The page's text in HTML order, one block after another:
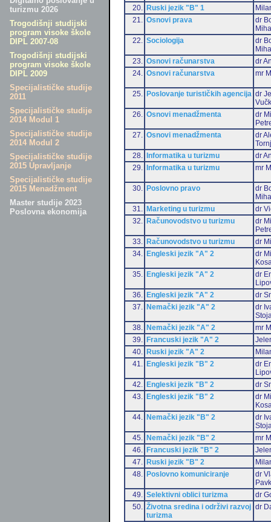
turizmu 2026
Trogodišnji studijski
program visoke škole
DIPL 2007-08
Trogodišnji studijski
program visoke škole
DIPL 2009
Specijalističke studije
2011
Specijalističke studije
2014 Modul 1
Specijalističke studije
2014 Modul 2
Specijalističke studije
2015 Upravljanje
Specijalističke studije
2015 Menadžment
Master studije 2023
Poslovna ekonomija
20. Ruski jezik "B" 1
21.
Osnovi prava
dr
22.
Sociologija
dr
23.
Osnovi računarstva
dr
24.
Osnovi računarstva mr
25. Poslovanje turističkih agencija dr
26.
Osnovi menadžmenta
dr
27.
Osnovi menadžmenta
dr
28.
Informatika u turizmu
dr
29.
Informatika u turizmu mr
30. Poslovno pravo
dr
31.
Marketing u turizmu
dr
32.
Računovodstvo u turizmu
dr
33.
Računovodstvo u turizmu
dr
34.
Engleski jezik "A" 2
dr
35.
Engleski jezik "A" 2
dr
36.
Engleski jezik "A" 2
dr
37.
Nemački jezik "A" 2
dr
38.
Nemački jezik "A" 2
mr
39.
Francuski jezik "A" 2
40.
Ruski jezik "A" 2
41.
Engleski jezik "B" 2
dr
42.
Engleski jezik "B" 2
dr
43.
Engleski jezik "B" 2
dr
44.
Nemački jezik "B" 2
dr
45.
Nemački jezik "B" 2
mr
46.
Francuski jezik "B" 2
47.
Ruski jezik "B" 2
48.
Poslovno komuniciranje
dr
49.
Selektivni oblici turizma
dr
50.
Životna sredina i održivi razvoj
turizma
dr